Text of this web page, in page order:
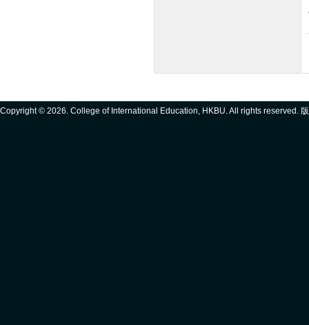
Copyright © 2026. College of International Education, HKBU. All rights reserved.